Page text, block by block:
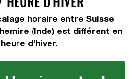
horaire entre Suisse
(Inde) est différent en
d'hiver.